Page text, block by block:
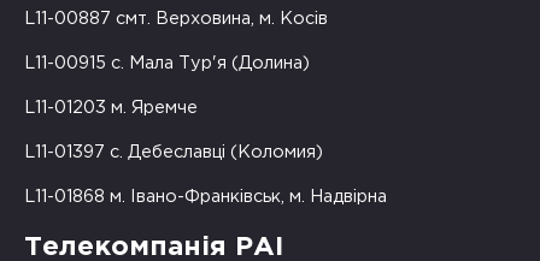
L11-00887 смт. Верховина, м. Косів
L11-00915 с. Мала Тур'я (Долина)
L11-01203 м. Яремче
L11-01397 с. Дебеславці (Коломия)
L11-01868 м. Івано-Франківськ, м. Надвірна
Телекомпанія РАІ